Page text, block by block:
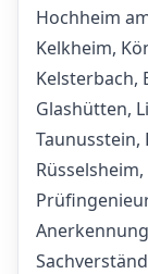
Hochheim
Kelkheim,
Kelsterbach,
Glashütten,
Taunusstein,